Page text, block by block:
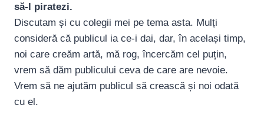
să-l piratezi.
Discutam și cu colegii mei pe tema asta. Mulți
consideră că publicul ia ce-i dai, dar, în același timp,
noi care creăm artă, mă rog, încercăm cel puțin,
vrem să dăm publicului ceva de care are nevoie.
Vrem să ne ajutăm publicul să crească și noi odată
cu el.